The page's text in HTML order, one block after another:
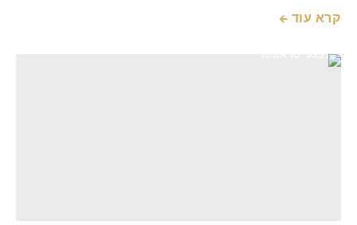
קרא עוד